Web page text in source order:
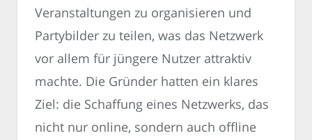
Veranstaltungen zu organisieren und
Partybilder zu teilen, was das Netzwerk
vor allem für jüngere Nutzer attraktiv
machte. Die Gründer hatten ein klares
Ziel: die Schaffung eines Netzwerks, das
nicht nur online, sondern auch offline